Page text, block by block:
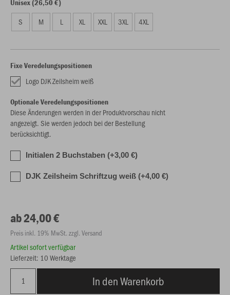
Unisex (26,50 €)
S M L XL XXL 3XL 4XL
Fixe Veredelungspositionen
Logo DJK Zeilsheim weiß
Optionale Veredelungspositionen
Diese Änderungen werden in der Produktvorschau nicht
angezeigt. Sie werden jedoch bei der Bestellung
berücksichtigt.
Initialen 2 Buchstaben (+3,00 €)
DJK Zeilsheim Schriftzug weiß (+4,00 €)
ab 24,00 €
Preis inkl. 19% MwSt. zzgl. Versand
Artikel sofort verfügbar
Lieferzeit: 10 Werktage
In den Warenkorb